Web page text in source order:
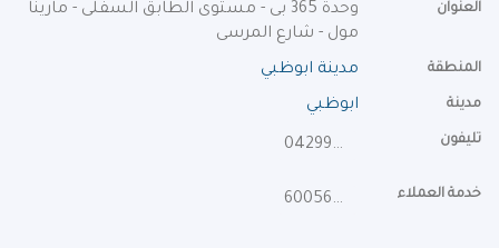
العنوان
وحدة 365 بى - مستوى الطابق السفلى - مارينا
مول - شارع المرسى
المنطقة مدينة ابوظبي
مدينة ابوظبي
تليفون 042995333
خدمة العملاء 600567567